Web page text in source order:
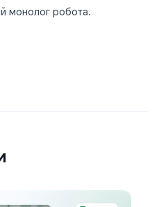
монолог робота.